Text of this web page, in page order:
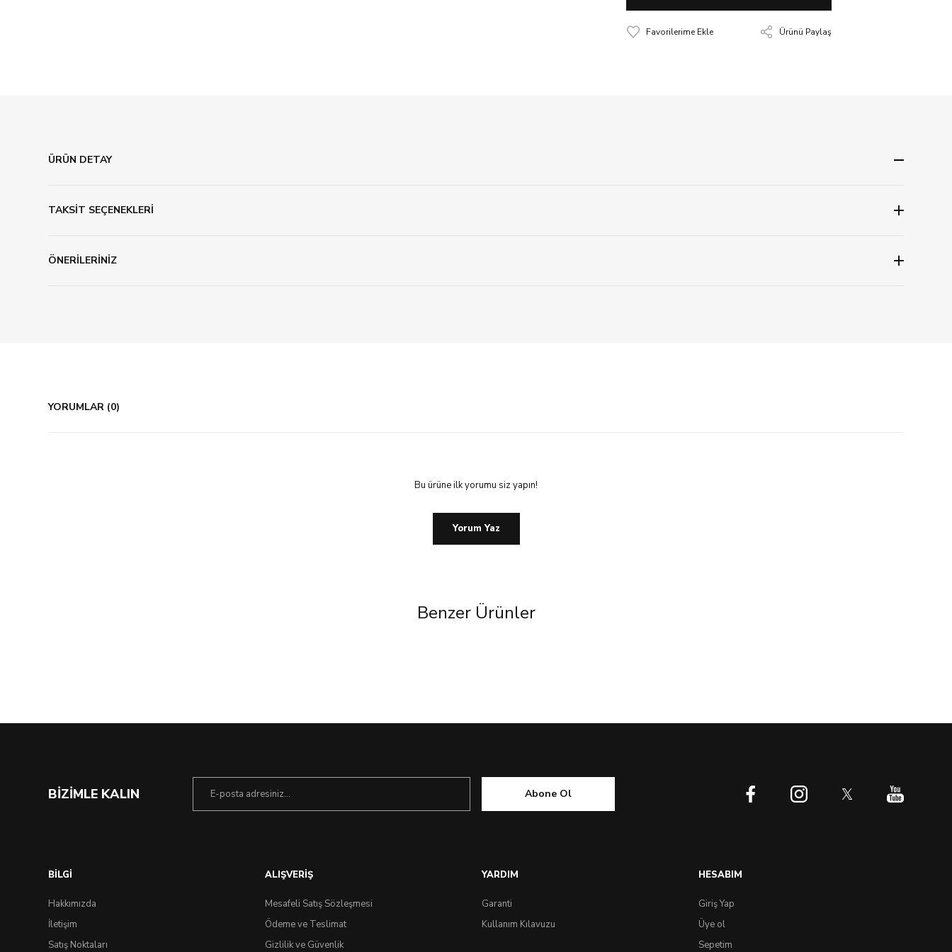
Ürünü Paylaş
ÜRÜN DETAY
TAKSİT SEÇENEKLERİ
ÖNERİLERİNİZ
YORUMLAR (0)
Bu ürüne ilk yorumu siz yapın!
Yorum Yaz
Benzer Ürünler
BİZİMLE KALIN Abone Ol
BİLGİ
Hakkımızda
İletişim
Satış Noktaları
ALIŞVERİŞ
Mesafeli Satış Sözleşmesi
Ödeme ve Teslimat
Gizlilik ve Güvenlik
YARDIM
Garanti
Kullanım Kılavuzu
HESABIM
Giriş Yap
Üye ol
Sepetim